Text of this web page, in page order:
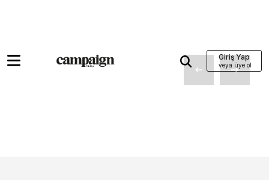
Giriş Yap